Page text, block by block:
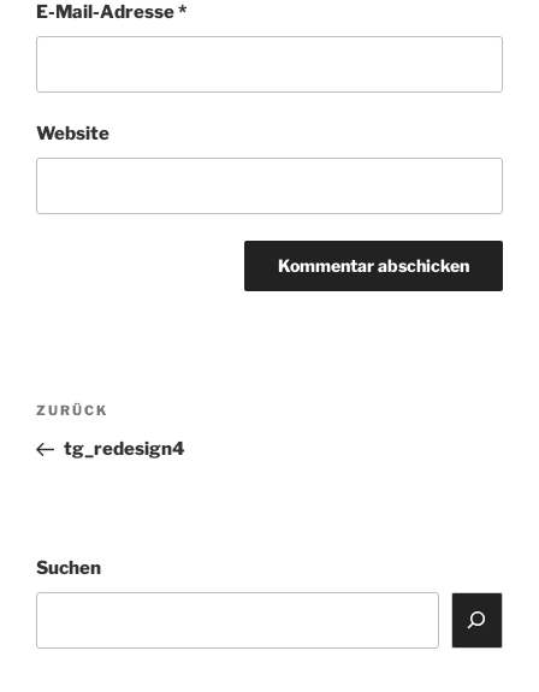
E-Mail-Adresse*
Website
Beitragsnavigation
Vorheriger
Beitrag
ZURÜCK
tg_redesign4
Suchen